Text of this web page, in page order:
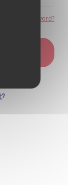
your password?